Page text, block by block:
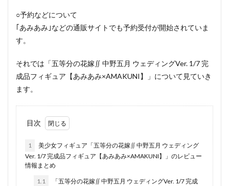
○予約などについて
｢あみあみ｣などの通販サイトでも予約受付が開始されていま
す。
それでは「五等分の花嫁∬ 中野五月 ウェディングVer. 1/7 完
成品フィギュア【あみあみ×AMAKUNI】」について見ていき
ます。
目次
1
美少女フィギュア「五等分の花嫁∬ 中野五月 ウェディング
Ver. 1/7 完成品フィギュア【あみあみ×AMAKUNI】」のレビュー
情報まとめ
1.1
「五等分の花嫁∬ 中野五月 ウェディングVer. 1/7 完成